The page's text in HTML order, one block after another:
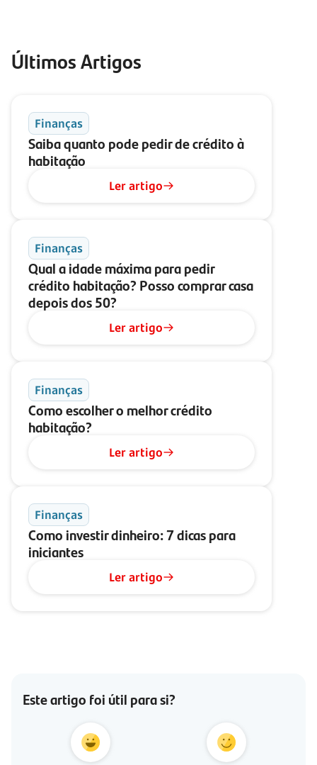
Últimos Artigos
Finanças
Saiba quanto pode pedir de crédito à
habitação
Ler artigo
Finanças
Qual a idade máxima para pedir
crédito habitação? Posso comprar casa
depois dos 50?
Ler artigo
Finanças
Como escolher o melhor crédito
habitação?
Ler artigo
Finanças
Como investir dinheiro: 7 dicas para
iniciantes
Ler artigo
Este artigo foi útil para si?